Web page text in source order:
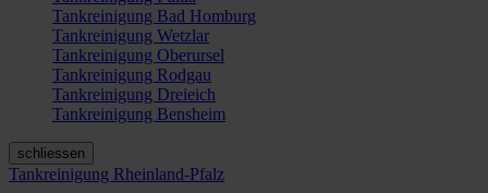
Tankreinigung Bad Homburg
Tankreinigung Wetzlar
Tankreinigung Oberursel
Tankreinigung Rodgau
Tankreinigung Dreieich
Tankreinigung Bensheim
schliessen
Tankreinigung Rheinland-Pfalz